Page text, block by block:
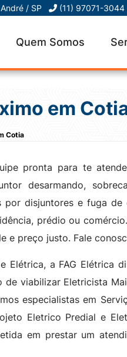
/ SP (11) 97071-3044
Quem Somos
em
Cotia
pronta para te
desarmando,
por disjuntores e fuga
prédio ou
e preço justo. Fale
Elétrica, a FAG Elétrica
viabilizar Eletricista
especialistas em
Eletrico Predial e
em prestar um